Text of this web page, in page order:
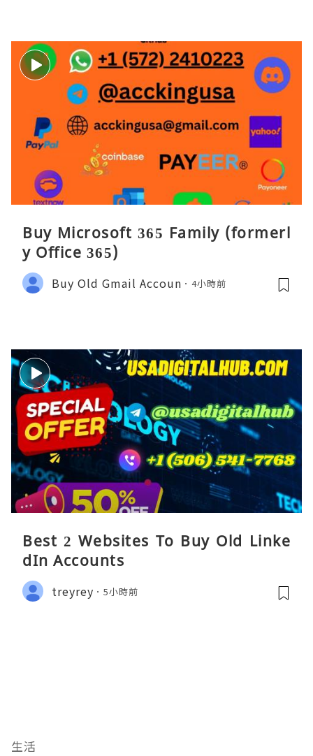
Buy Microsoft 365 Family (formerl
y Office 365)
Buy Old Gmail Accoun 4小時前
Best 2 Websites To Buy Old Linke
dIn Accounts
treyrey 5小時前
生活